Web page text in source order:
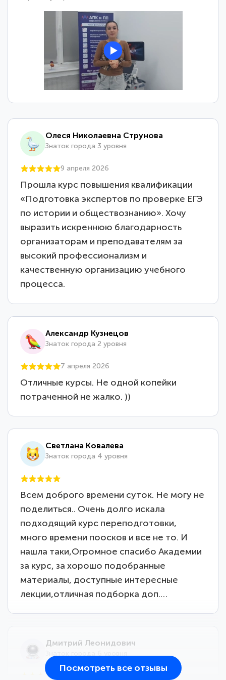
Олеся Николаевна Струнова
Знаток города 3 уровня
9 апреля 2026
Прошла курс повышения квалификации
«Подготовка экспертов по проверке ЕГЭ
по истории и обществознанию». Хочу
выразить искреннюю благодарность
организаторам и преподавателям за
высокий профессионализм и
качественную организацию учебного
процесса.
Александр Кузнецов
Знаток города 2 уровня
7 апреля 2026
Отличные курсы. Не одной копейки
потраченной не жалко. ))
Светлана Ковалева
Знаток города 4 уровня
Всем доброго времени суток. Не могу не
поделиться.. Очень долго искала
подходящий курс переподготовки,
много времени поосков и все не то. И
нашла таки,Огромное спасибо Академии
за курс, за хорошо подобранные
материалы, доступные интересные
лекции,отличная подборка доп.…
Дмитрий Леонидович
Посмотреть все отзывы